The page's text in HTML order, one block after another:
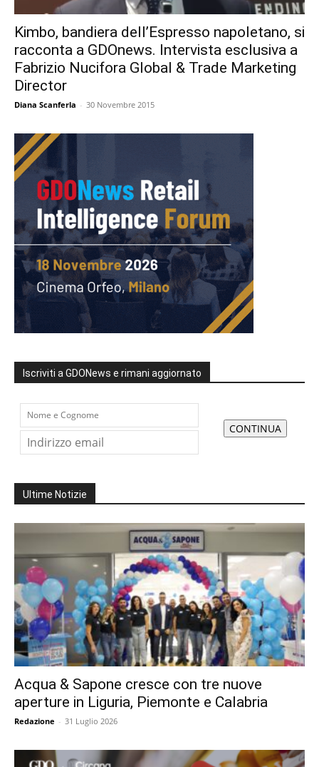
Kimbo, bandiera dell’Espresso napoletano, si
racconta a GDOnews. Intervista esclusiva a
Fabrizio Nucifora Global & Trade Marketing
Director
Diana Scanferla - 30 Novembre 2015
Iscriviti a GDONews e rimani aggiornato
Ultime Notizie
Acqua & Sapone cresce con tre nuove
aperture in Liguria, Piemonte e Calabria
Redazione - 31 Luglio 2026